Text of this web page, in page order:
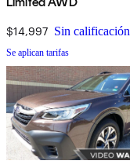
$14,997 Sin calificación
Se aplican tarifas